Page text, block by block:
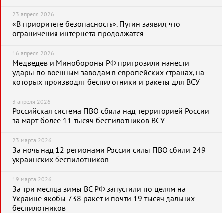
23 апреля 2026
«В приоритете безопасность». Путин заявил, что
ограничения интернета продолжатся
16 апреля 2026
Медведев и Минобороны РФ пригрозили нанести
удары по военным заводам в европейских странах, на
которых производят беспилотники и ракеты для ВСУ
3 апреля 2026
Российская система ПВО сбила над территорией России
за март более 11 тысяч беспилотников ВСУ
23 марта 2026
За ночь над 12 регионами России силы ПВО сбили 249
украинских беспилотников
19 марта 2026
За три месяца зимы ВС РФ запустили по целям на
Украине якобы 738 ракет и почти 19 тысяч дальних
беспилотников